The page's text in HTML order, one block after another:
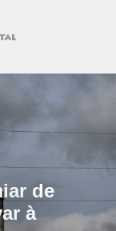
de
à